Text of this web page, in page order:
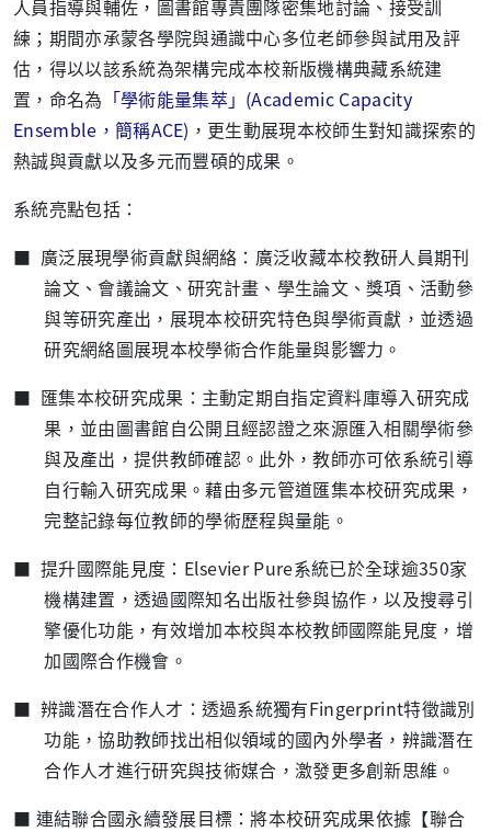
人員指導與輔佐，圖書館專責團隊密集地討論、接受訓
練；期間亦承蒙各學院與通識中心多位老師參與試用及評
估，得以以該系統為架構完成本校新版機構典藏系統建
置，命名為 「學術能量集萃」 (Academic Capacity
Ensemble ，簡稱ACE) ，更生動展現本校師生對知識探索的
熱誠與貢獻以及多元而豐碩的成果。
系統亮點包括：
■ 廣泛展現學術貢獻與網絡：廣泛收藏本校教研人員期刊
論文、會議論文、研究計畫、學生論文、獎項、活動參
與等研究產出，展現本校研究特色與學術貢獻，並透過
研究網絡圖展現本校學術合作能量與影響力。
■ 匯集本校研究成果：主動定期自指定資料庫導入研究成
果，並由圖書館自公開且經認證之來源匯入相關學術參
與及產出，提供教師確認。此外，教師亦可依系統引導
自行輸入研究成果。藉由多元管道匯集本校研究成果，
完整記錄每位教師的學術歷程與量能。
■ 提升國際能見度：Elsevier Pure系統已於全球逾350家
機構建置，透過國際知名出版社參與協作，以及搜尋引
擎優化功能，有效增加本校與本校教師國際能見度，增
加國際合作機會。
■ 辨識潛在合作人才：透過系統獨有Fingerprint特徵識別
功能，協助教師找出相似領域的國內外學者，辨識潛在
合作人才進行研究與技術媒合，激發更多創新思維。
■ 連結聯合國永續發展目標：將本校研究成果依據【聯合